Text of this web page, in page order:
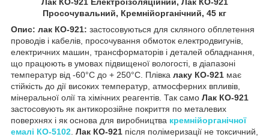
Просочувальний, Кремнійорганічний, 45 кг
Опис: лак КО-921: застосовуються для скляного обплетення
проводів і кабелів, просочування обмоток електродвигунів,
електричних машин, трансформаторів і деталей обладнання,
що працюють в умовах підвищеної вологості, в діапазоні
температур від -60°C до + 250°C. Плівка лаку КО-921 має
стійкість до дії високих температур, атмосферних впливів,
мінеральної олії та хімічних реагентів. Так само Лак КО-921
застосовують як антикорозійне покриття по металевих
поверхнях і як основа для виробництва кремнійорганічної
емалі КО-5102 Лак КО-921 після полімеризації не токсичний,